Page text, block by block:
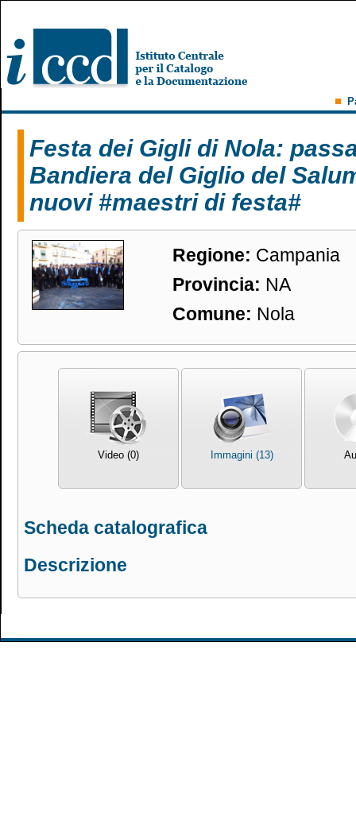
Festa dei Gigli di Nola:
Bandiera del Giglio del
nuovi #maestri di festa#
Regione: Campania
Provincia: NA
Comune: Nola
Video (0) Immagini (13)
Scheda catalografica
Descrizione